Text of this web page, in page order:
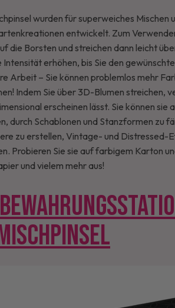
wurden für superweiches
entwickelt. Zum
die Borsten und streichen dann leicht
Intensität erhöhen, bis Sie den
Arbeit – Sie können problemlos mehr
Indem Sie über 3D-Blumen streichen,
erscheinen lässt. Sie können
durch Schablonen und Stanzformen zu
zu erstellen, Vintage- und Distressed-
Probieren Sie sie auf farbigem Karton
und vielem mehr aus!